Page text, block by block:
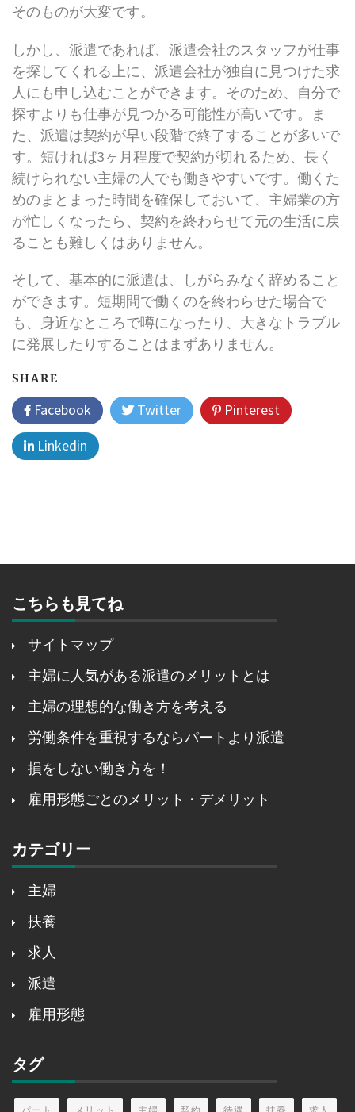
そのものが大変です。
しかし、派遣であれば、派遣会社のスタッフが仕事
を探してくれる上に、派遣会社が独自に見つけた求
人にも申し込むことができます。そのため、自分で
探すよりも仕事が見つかる可能性が高いです。ま
た、派遣は契約が早い段階で終了することが多いで
す。短ければ3ヶ月程度で契約が切れるため、長く
続けられない主婦の人でも働きやすいです。働くた
めのまとまった時間を確保しておいて、主婦業の方
が忙しくなったら、契約を終わらせて元の生活に戻
ることも難しくはありません。
そして、基本的に派遣は、しがらみなく辞めること
ができます。短期間で働くのを終わらせた場合で
も、身近なところで噂になったり、大きなトラブル
に発展したりすることはまずありません。
SHARE
Facebook Twitter
Pinterest
Linkedin
こちらも見てね
サイトマップ
主婦に人気がある派遣のメリットとは
主婦の理想的な働き方を考える
労働条件を重視するならパートより派遣
損をしない働き方を！
雇用形態ごとのメリット・デメリット
カテゴリー
主婦
扶養
求人
派遣
雇用形態
タグ